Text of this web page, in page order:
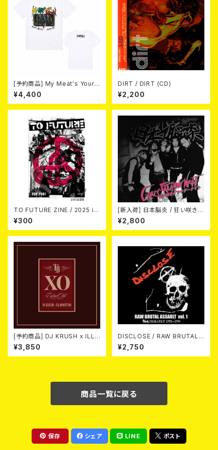
[予約商品] My Meat's Your
Poison -あんたにゃ毒でもオイ
ラにゃ薬- (White) 熊本地震 復
興支援T-shirt 2026年8月末
¥4,400
DIRT / DIRT (CD)
¥2,200
TO FUTURE ZINE / 2025 is
sue 20 (zine)
¥300
[新入荷] 日本脳炎 / 狂い咲きサ
タデーナイト(CD)
¥2,800
[予約商品] DJ KRUSH x ILL-
BOSSTINO / XO (CD)(通常
盤) 2026年8月5日発売！
¥3,850
DISCLOSE / RAW BRUTAL
ASSAULT Vol.1 : DISCOGRA
PHY 1992-1994 (2CD)
¥2,750
商品一覧に戻る
保存 シェア LINE ポスト